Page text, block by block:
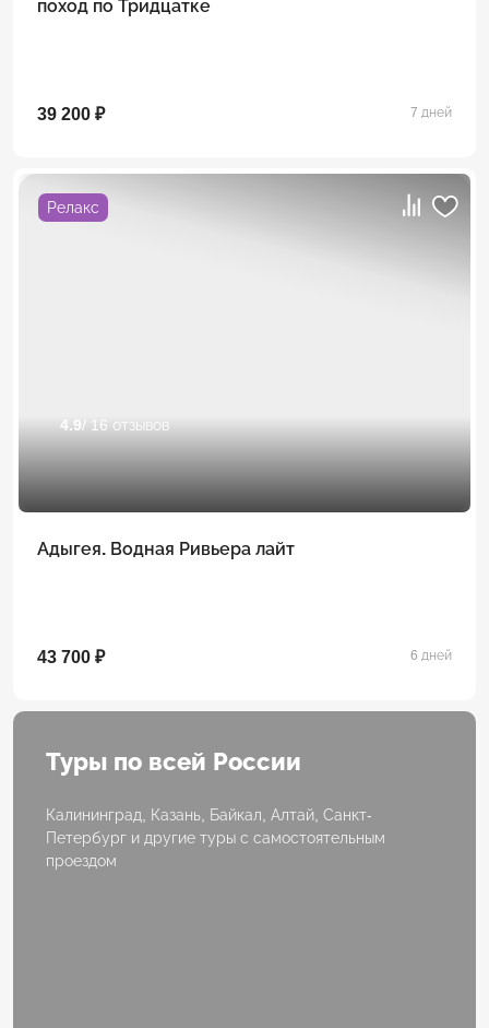
поход по Тридцатке
39 200 ₽ 7 дней
Релакс
4.9 / 16 отзывов
Адыгея. Водная Ривьера лайт
43 700 ₽ 6 дней
Туры по всей России
Калининград, Казань, Байкал, Алтай, Санкт-
Петербург и другие туры с самостоятельным
проездом